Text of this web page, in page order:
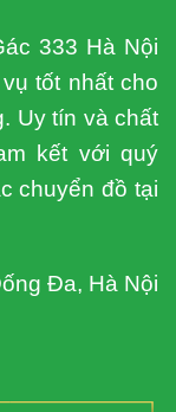
333 Hà Nội
tốt nhất cho
Uy tín và chất
kết với quý
chuyển đồ tại
Đa, Hà Nội